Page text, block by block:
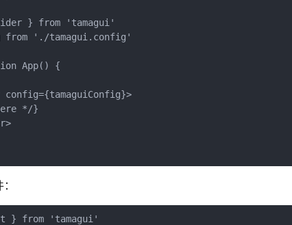
} from 'tamagui'
from './tamagui.config'
App() {
config={tamaguiConfig}>
*/}
} from 'tamagui'